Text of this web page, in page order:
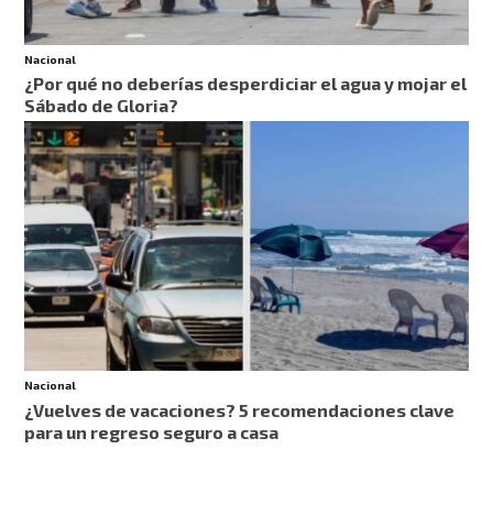
Nacional
¿Por qué no deberías desperdiciar el agua y mojar el
Sábado de Gloria?
Nacional
¿Vuelves de vacaciones? 5 recomendaciones clave
para un regreso seguro a casa